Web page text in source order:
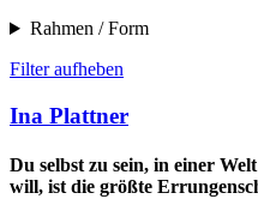
Rahmen / Form
Filter aufheben
Ina Plattner
Du selbst zu sein, in einer
will, ist die größte